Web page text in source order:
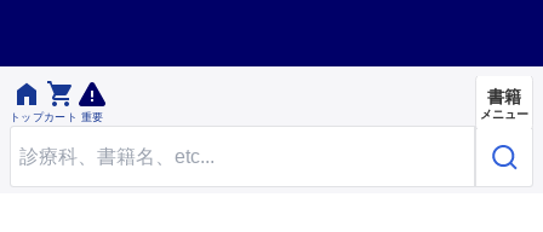

トップ

カート 重要
書籍
メニュー